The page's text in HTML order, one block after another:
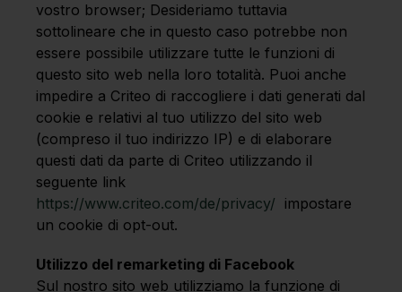
vostro browser; Desideriamo tuttavia
sottolineare che in questo caso potrebbe non
essere possibile utilizzare tutte le funzioni di
questo sito web nella loro totalità. Puoi anche
impedire a Criteo di raccogliere i dati generati dal
cookie e relativi al tuo utilizzo del sito web
(compreso il tuo indirizzo IP) e di elaborare
questi dati da parte di Criteo utilizzando il
seguente link
https://www.criteo.com/de/privacy/ impostare
un cookie di opt-out.
Utilizzo del remarketing di Facebook
Sul nostro sito web utilizziamo la funzione di